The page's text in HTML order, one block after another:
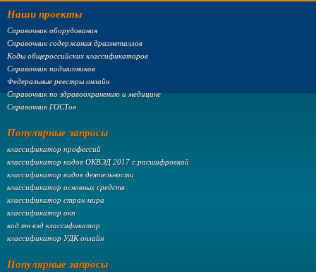
Наши проекты
Справочник оборудования
Справочник содержания драгметаллов
Коды общероссийских классификаторов
Справочник подшипников
Федеральные реестры онлайн
Справочник по здравоохранению и медицине
Справочник ГОСТов
Популярные запросы
классификатор профессий
классификатор кодов ОКВЭД 2017 с расшифровкой
классификатор видов деятельности
классификатор основных средств
классификатор стран мира
классификатор окп
код тн вэд классификатор
классификатор УДК онлайн
Популярные запросы